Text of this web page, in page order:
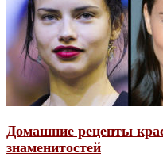
Домашние рецепты
знаменитостей